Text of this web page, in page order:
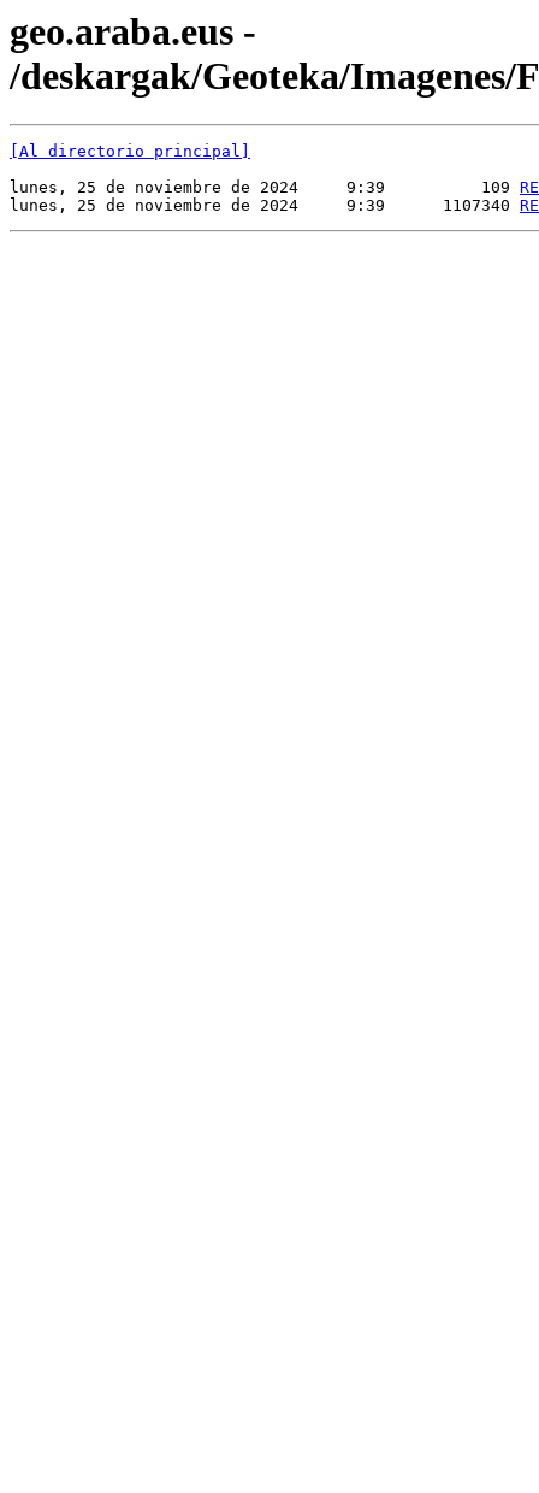
geo.araba.eus -
/deskargak/Geoteka/Imagenes/
[Al directorio principal]
lunes, 25 de noviembre de 2024     9:39          109
lunes, 25 de noviembre de 2024     9:39      1107340